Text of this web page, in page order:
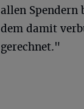
allen Spendern
dem damit
gerechnet."